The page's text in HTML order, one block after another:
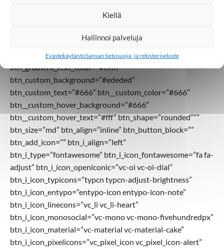
Kiellä
Hallinnoi palveluja
EvästekäytäntöSansan tietosuoja- ja rekisteriseloste
btn_style=”modern” btn_gradient_color_1=”turquoise”
btn_gradient_custom_color_1=”#dd3333″
btn_gradient_custom_color_2=”#eeee22″
btn_gradient_text_color=”#ffffff”
btn_custom_background=”#ededed”
btn_custom_text=”#666″ btn__custom_color=”#666″
btn__custom_hover_background=”#666″
btn__custom_hover_text=”#fff” btn_shape=”rounded”””
btn_size=”md” btn_align=”inline” btn_button_block=””
btn_add_icon=”” btn_i_align=”left”
btn_i_type=”fontawesome” btn_i_icon_fontawesome=”fa fa-
adjust” btn_i_icon_openiconic=”vc-oi vc-oi-dial”
btn_i_icon_typicons=”typcn typcn-adjust-brightness”
btn_i_icon_entypo=”entypo-icon entypo-icon-note”
btn_i_icon_linecons=”vc_li vc_li-heart”
btn_i_icon_monosocial=”vc-mono vc-mono-fivehundredpx”
btn_i_icon_material=”vc-material vc-material-cake”
btn_i_icon_pixelicons=”vc_pixel_icon vc_pixel_icon-alert”